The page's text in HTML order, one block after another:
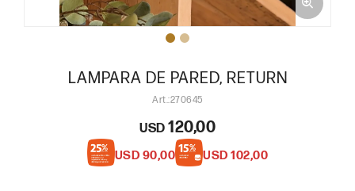
LAMPARA DE PARED, RETURN
270645
USD 120,00
USD 90,00 USD 102,00